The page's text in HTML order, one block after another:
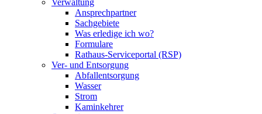
Verwaltung
Ansprechpartner
Sachgebiete
Was erledige ich wo?
Formulare
Rathaus-Serviceportal (RSP)
Ver- und Entsorgung
Abfallentsorgung
Wasser
Strom
Kaminkehrer